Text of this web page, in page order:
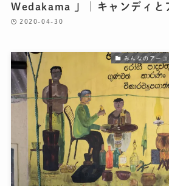
Wedakama 」｜キャンディと
2020-04-30
みんなのアー